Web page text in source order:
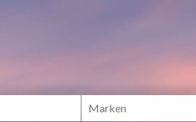
online Shoppen